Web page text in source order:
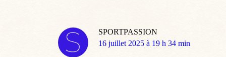
SPORTPASSION
dit
16 juillet 2025 à 19 h 34 min